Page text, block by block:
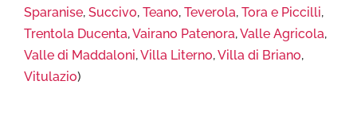
Sparanise, Succivo, Teano, Teverola, Tora e Piccilli,
Trentola Ducenta,Vairano Patenora,Valle Agricola,
Valle di Maddaloni,Villa Literno,Villa di Briano,
Vitulazio)